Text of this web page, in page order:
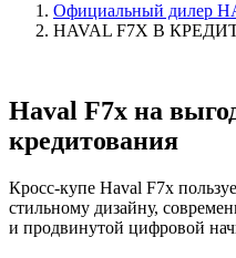
Официальный дилер
HAVAL F7X В
Haval F7х на
кредитования
Кросс-купе Haval F7x
стильному дизайну,
и продвинутой цифровой